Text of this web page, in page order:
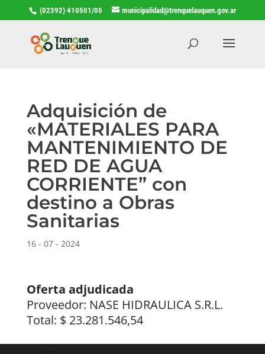
(02392) 410501/05 municipalidad@trenquelauquen.gov.ar
Adquisición de
«MATERIALES PARA
MANTENIMIENTO DE
RED DE AGUA
CORRIENTE” con
destino a Obras
Sanitarias
16 - 07 - 2024
Oferta adjudicada
Proveedor: NASE HIDRAULICA S.R.L.
Total: $ 23.281.546,54